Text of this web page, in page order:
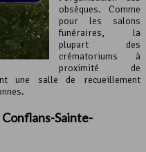
obsèques. Comme
pour les salons
funéraires, la
plupart des
crématoriums à
proximité de
une salle de recueillement
Sainte-